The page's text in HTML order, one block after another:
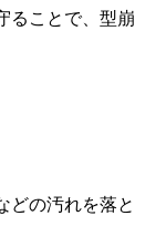
ることで、型崩
どの汚れを落と